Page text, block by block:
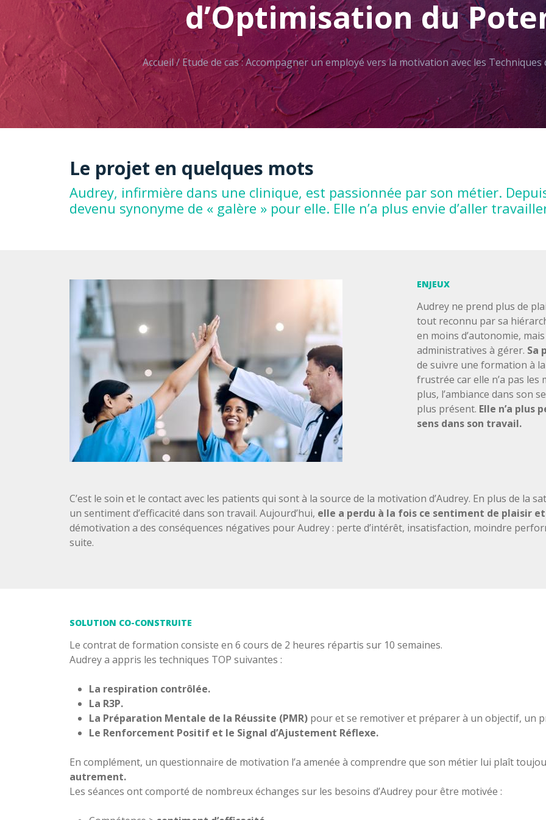
d’Optimisation du
Accueil/ Etude de cas : Accompagner un employé vers la motivation avec les
Le projet en quelques mots
Audrey, infirmière dans une clinique, est passionnée par son métier.
devenu synonyme de « galère » pour elle. Elle n’a plus envie d’aller
ENJEUX
Audrey ne prend plus de
tout reconnu par sa
en moins d’autonomie,
administratives à gérer. Sa
de suivre une formation à
frustrée car elle n’a pas les
plus, l’ambiance dans son
plus présent. Elle n’a plus
sens dans son travail.
C’est le soin et le contact avec les patients qui sont à la source de la motivation d’Audrey. En plus de la
un sentiment d’efficacité dans son travail. Aujourd’hui, elle a perdu à la fois ce sentiment de plaisir
démotivation a des conséquences négatives pour Audrey : perte d’intérêt, insatisfaction, moindre
suite.
SOLUTION CO-CONSTRUITE
Le contrat de formation consiste en 6 cours de 2 heures répartis sur 10 semaines.
Audrey a appris les techniques TOP suivantes :
La respiration contrôlée.
La R3P.
La Préparation Mentale de la Réussite (PMR) pour et se remotiver et préparer à un objectif, un
Le Renforcement Positif et le Signal d’Ajustement Réflexe.
En complément, un questionnaire de motivation l’a amenée à comprendre que son métier lui plaît
autrement.
Les séances ont comporté de nombreux échanges sur les besoins d’Audrey pour être motivée :